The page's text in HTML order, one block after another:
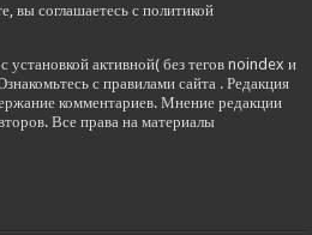
вы соглашаетесь с политикой
установкой активной( без тегов noindex и
с правилами сайта . Редакция
комментариев. Мнение редакции
Все права на материалы